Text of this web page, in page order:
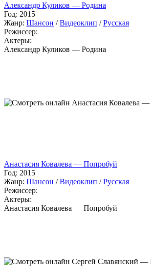
Александр Куликов — Родина
Год: 2015
Жанр: Шансон /Видеоклип /Русская
Режиссер:
Актеры:
Александр Куликов — Родина
Анастасия Ковалева — Попробуй
Год: 2015
Жанр: Шансон /Видеоклип /Русская
Режиссер:
Актеры:
Анастасия Ковалева — Попробуй